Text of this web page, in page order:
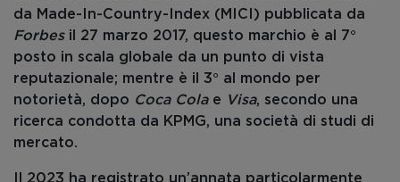
da Made-In-Country-Index (MICI) pubblicata da
Forbesil 27 marzo 2017, questo marchio è al 7°
posto in scala globale da un punto di vista
reputazionale; mentre è il 3° al mondo per
notorietà, dopo Coca Cola e Visa, secondo una
ricerca condotta da KPMG, una società di studi di
mercato.
Il 2023 ha registrato un’annata particolarmente